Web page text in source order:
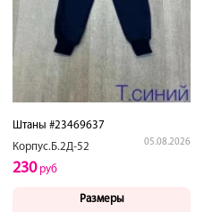
Штаны #23469637
Корпус.Б.2Д-52
05.08.2026
230руб
Размеры